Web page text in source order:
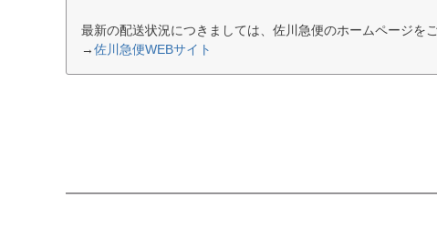
最新の配送状況につきましては、佐川急便のホームページを
→佐川急便WEBサイト